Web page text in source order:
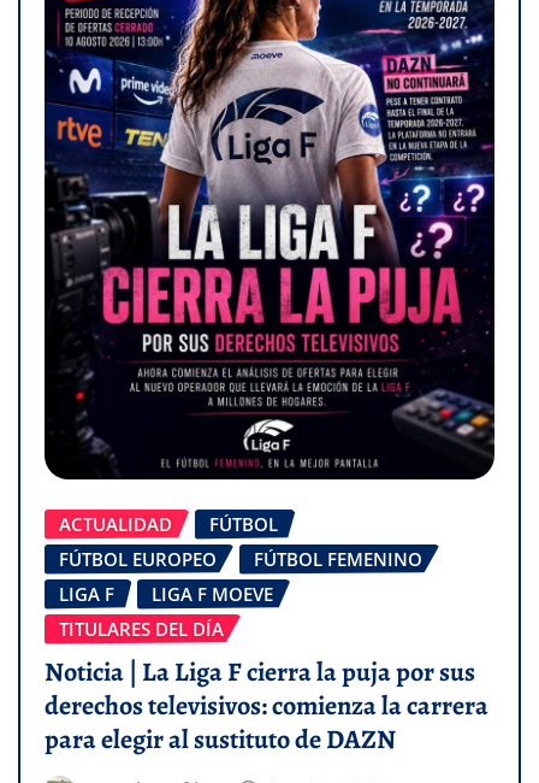
ACTUALIDAD
FÚTBOL
FÚTBOL EUROPEO
FÚTBOL FEMENINO
LIGA F
LIGA F MOEVE
TITULARES DEL DÍA
Noticia | La Liga F cierra la puja por sus
derechos televisivos: comienza la carrera
para elegir al sustituto de DAZN